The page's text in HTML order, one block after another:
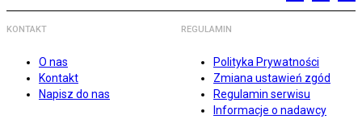
KONTAKT
O nas
Kontakt
Napisz do nas
REGULAMIN
Polityka Prywatności
Zmiana ustawień zgód
Regulamin serwisu
Informacje o nadawcy